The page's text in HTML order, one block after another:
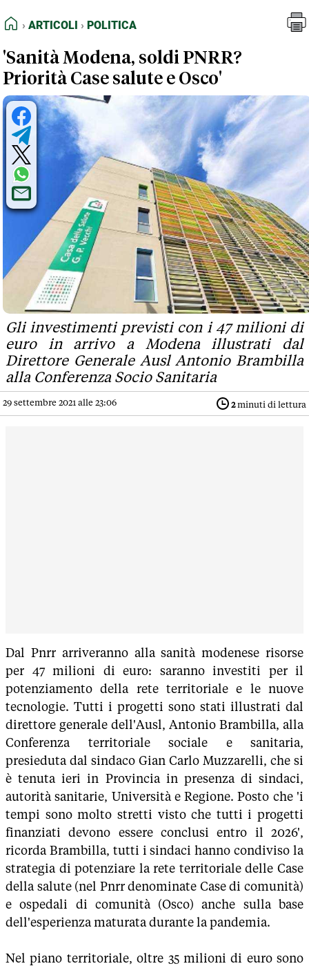
FEED RSS
NORMATIVE DEONTOLOGICHE
TERMINI e CONDIZIONI
HOME
ARTICOLI POLITICA
'Sanità Modena, soldi PNRR?
Priorità Case salute e Osco'
Gli investimenti previsti con i 47 milioni di
euro in arrivo a Modena illustrati dal
Direttore Generale Ausl Antonio Brambilla
alla Conferenza Socio Sanitaria
29 settembre 2021 alle 23:06 2minuti di lettura
Dal Pnrr arriveranno alla sanità modenese risorse
per 47 milioni di euro: saranno investiti per il
potenziamento della rete territoriale e le nuove
tecnologie. Tutti i progetti sono stati illustrati dal
direttore generale dell'Ausl, Antonio Brambilla, alla
Conferenza territoriale sociale e sanitaria,
presieduta dal sindaco Gian Carlo Muzzarelli, che si
è tenuta ieri in Provincia in presenza di sindaci,
autorità sanitarie, Università e Regione. Posto che 'i
tempi sono molto stretti visto che tutti i progetti
finanziati devono essere conclusi entro il 2026',
ricorda Brambilla, tutti i sindaci hanno condiviso la
strategia di potenziare la rete territoriale delle Case
della salute (nel Pnrr denominate Case di comunità)
e ospedali di comunità (Osco) anche sulla base
dell'esperienza maturata durante la pandemia.
Nel piano territoriale, oltre 35 milioni di euro sono